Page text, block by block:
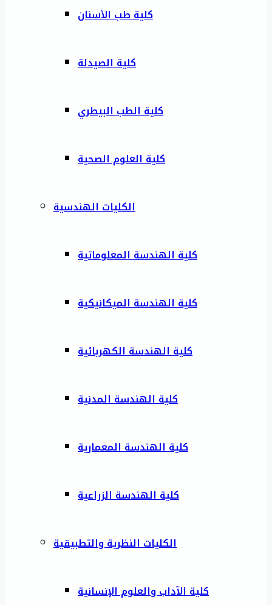
كلية طب الأسنان
كلية الصيدلة
كلية الطب البيطري
كلية العلوم الصحية
الكليات الهندسية
كلية الهندسة المعلوماتية
كلية الهندسة الميكانيكية
كلية الهندسة الكهربائية
كلية الهندسة المدنية
كلية الهندسة المعمارية
كلية الهندسة الزراعية
الكليات النظرية والتطبيقية
كلية الآداب والعلوم الإنسانية